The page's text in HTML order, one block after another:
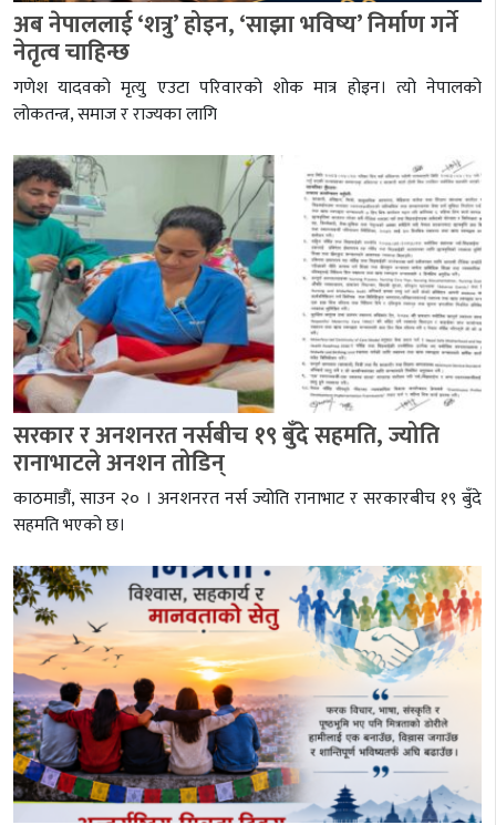
अब नेपाललाई ‘शत्रु’ होइन, ‘साझा भविष्य’ निर्माण गर्ने
नेतृत्व चाहिन्छ
गणेश यादवको मृत्यु एउटा परिवारको शोक मात्र होइन। त्यो नेपालको
लोकतन्त्र, समाज र राज्यका लागि
सरकार र अनशनरत नर्सबीच १९ बुँदे सहमति, ज्योति
रानाभाटले अनशन तोडिन्
काठमाडौं, साउन २० । अनशनरत नर्स ज्योति रानाभाट र सरकारबीच १९ बुँदे
सहमति भएको छ।